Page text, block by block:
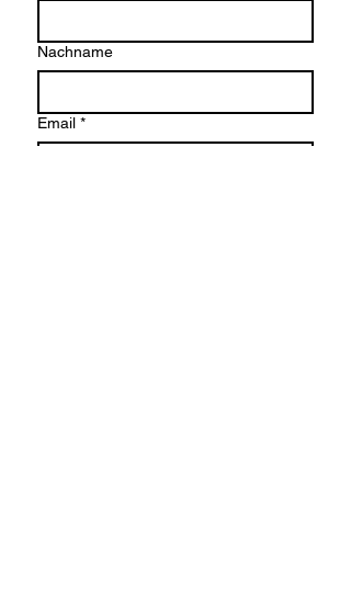
Nachname
Email *